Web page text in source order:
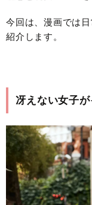
今回は、漫画では
紹介します。
冴えない女子